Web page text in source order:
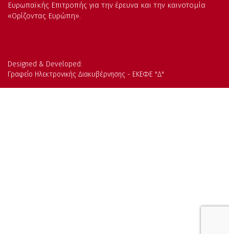
Ευρωπαϊκής Επιτροπής για την έρευνα και την καινοτομία
«Ορίζοντας Ευρώπη».
Designed & Developed:
Γραφείο Ηλεκτρονικής Διακυβέρνησης - ΕΚΕΦΕ "Δ"